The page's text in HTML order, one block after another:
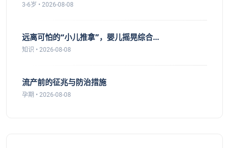
3-6岁 • 2026-08-08
远离可怕的“小儿推拿”，婴儿摇晃综合...
知识 • 2026-08-08
流产前的征兆与防治措施
孕期 • 2026-08-08